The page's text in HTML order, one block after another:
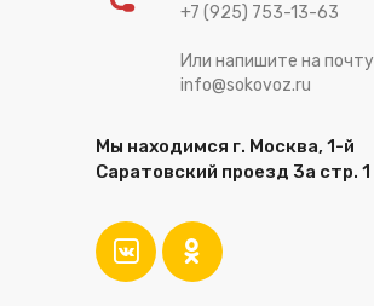
+7 (925) 753-13-63
Или напишите на почту
info@sokovoz.ru
Мы находимся г. Москва, 1-й
Саратовский проезд 3а стр. 1